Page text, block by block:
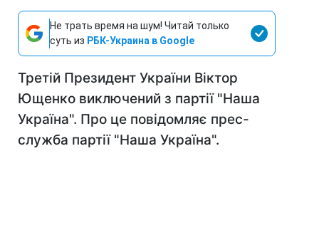
Не трать время на шум! Читай только
суть из РБК-Украина в Google
Третій Президент України Віктор
Ющенко виключений з партії "Наша
Україна". Про це повідомляє прес-
служба партії "Наша Україна".